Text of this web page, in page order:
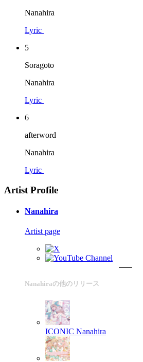
Nanahira
Lyric
5
Soragoto
Nanahira
Lyric
6
afterword
Nanahira
Lyric
Artist Profile
Nanahira
Artist page
Nanahiraの他のリリース
ICONIC Nanahira